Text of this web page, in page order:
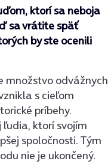
ktorí sa neboja
sa vrátite späť
by ste ocenili
množstvo odvážnych
s cieľom
príbehy.
ktorí svojím
spoločnosti. Tým
nie je ukončený.